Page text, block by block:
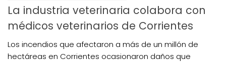
La industria veterinaria colabora con
médicos veterinarios de Corrientes
Los incendios que afectaron a más de un millón de
hectáreas en Corrientes ocasionaron daños que